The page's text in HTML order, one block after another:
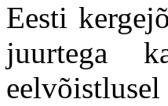
Eesti
juurtega